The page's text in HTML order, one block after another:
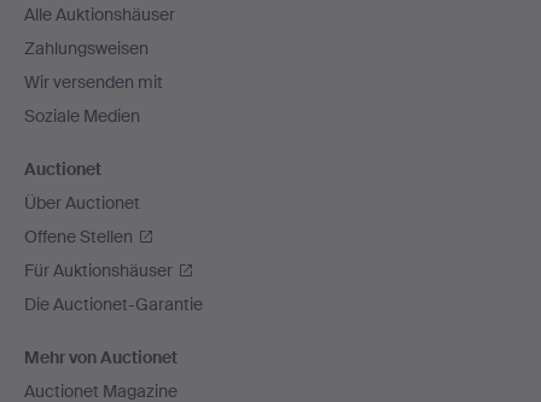
Alle Auktionshäuser
Zahlungsweisen
Wir versenden mit
Soziale Medien
Auctionet
Über Auctionet
Offene Stellen
Für Auktionshäuser
Die Auctionet-Garantie
Mehr von Auctionet
Auctionet Magazine